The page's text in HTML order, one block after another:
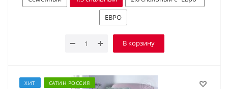
ЕВРО
В корзину
ХИТ САТИН РОССИЯ